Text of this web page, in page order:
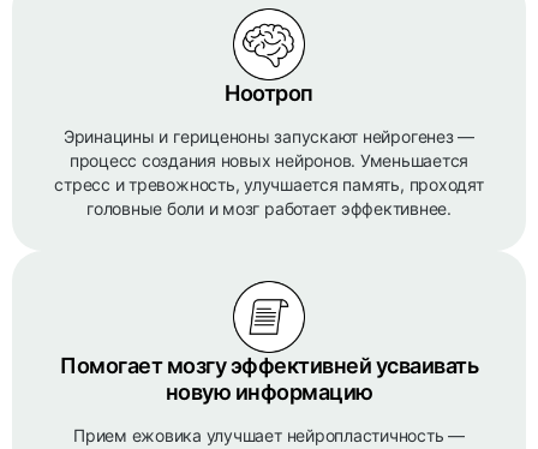
Ноотроп
Эринацины и гериценоны запускают нейрогенез —
процесс создания новых нейронов. Уменьшается
стресс и тревожность, улучшается память, проходят
головные боли и мозг работает эффективнее.
Помогает мозгу эффективней усваивать
новую информацию
Прием ежовика улучшает нейропластичность —